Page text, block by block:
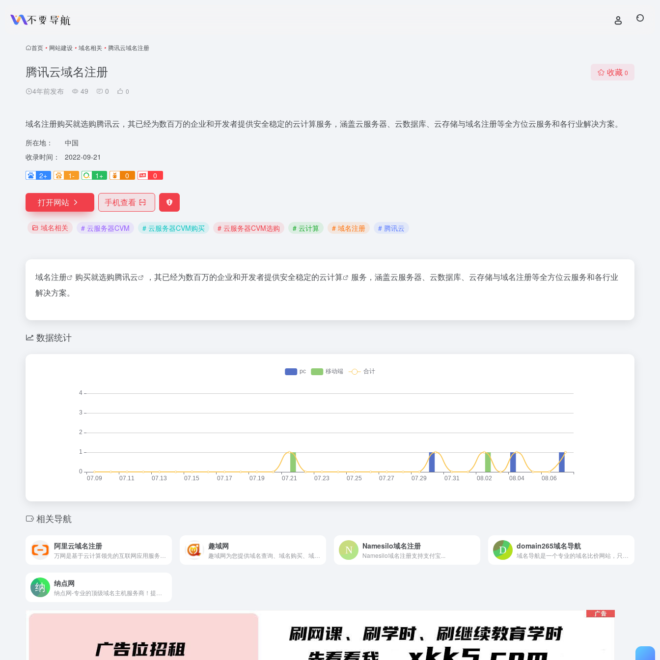
首页 • 网站建设 • 域名相关 • 腾讯云域名注册
腾讯云域名注册
4年前发布 49 0 0
收藏 0
域名注册购买就选购腾讯云，其已经为数百万的企业和开发者提供安全稳定的云计算服务，涵盖云服务器、云数据库、云存储与域名注册等全方位云服务和各行业解决方案。
所在地：
中国
收录时间：
2022-09-21
2+
1- 1+ 0 0
打开网站 手机查看
域名相关 # 云服务器CVM # 云服务器CVM购买 # 云服务器CVM选购 # 云计算 # 域名注册 # 腾讯云
域名注册 购买就选购腾讯云 ，其已经为数百万的企业和开发者提供安全稳定的云计算
服务，涵盖云服务器、云数据库、云存储与域名注册等全方位云服务和各行业
解决方案。
数据统计
相关导航
阿里云域名注册 趣域网 Namesilo域名注册
Namesilo域名注册支持支付宝...
domain265域名导航
纳点网